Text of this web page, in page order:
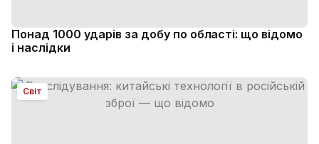
Понад 1000 ударів за добу по області: що відомо
і наслідки
Світ